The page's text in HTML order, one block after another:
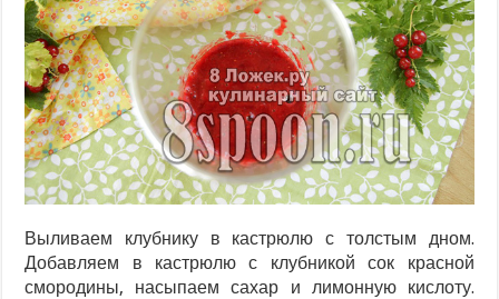
Выливаем клубнику в кастрюлю с толстым дном.
Добавляем в кастрюлю с клубникой сок красной
смородины, насыпаем сахар и лимонную кислоту.